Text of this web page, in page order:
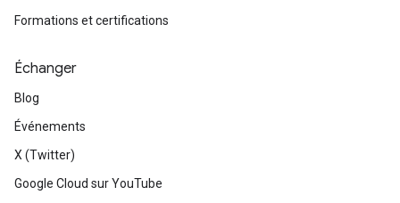
Formations et certifications
Échanger
Blog
Événements
X (Twitter)
Google Cloud sur YouTube